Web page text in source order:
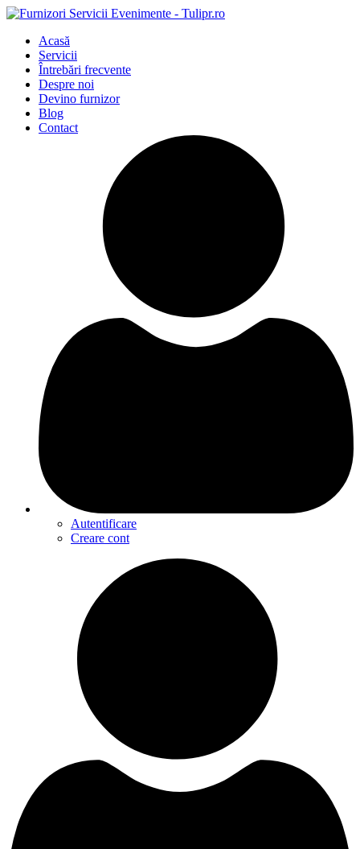
Acasă
Servicii
Întrebări frecvente
Despre noi
Devino furnizor
Blog
Contact
Autentificare
Creare cont